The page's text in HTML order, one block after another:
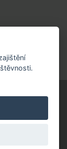
Webdesign by